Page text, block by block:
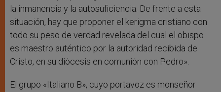
la inmanencia y la autosuficiencia. De frente a esta
situación, hay que proponer el kerigma cristiano con
todo su peso de verdad revelada del cual el obispo
es maestro auténtico por la autoridad recibida de
Cristo, en su diócesis en comunión con Pedro».
El grupo «Italiano B», cuyo portavoz es monseñor